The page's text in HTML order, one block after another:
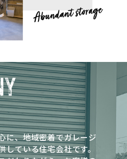
に、地域密着でガレージ
ている住宅会社です。